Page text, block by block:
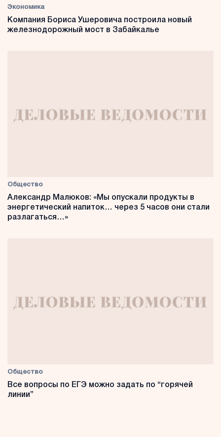
Экономика
Компания Бориса Ушеровича построила новый
железнодорожный мост в Забайкалье
Общество
Александр Малюков: «Мы опускали продукты в
энергетический напиток… через 5 часов они стали
разлагаться…»
Общество
Все вопросы по ЕГЭ можно задать по “горячей
линии”